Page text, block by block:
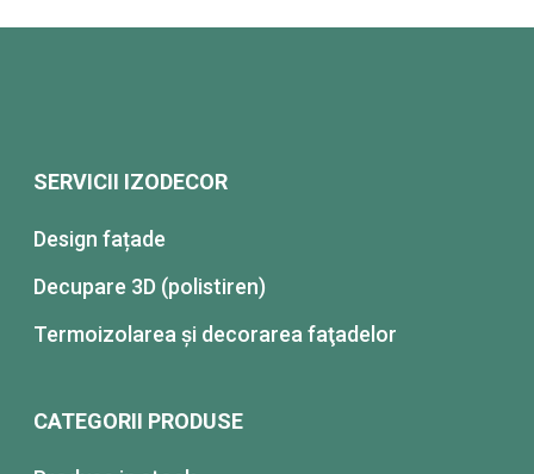
SERVICII IZODECOR
Design fațade
Decupare 3D (polistiren)
Termoizolarea şi decorarea faţadelor
CATEGORII PRODUSE